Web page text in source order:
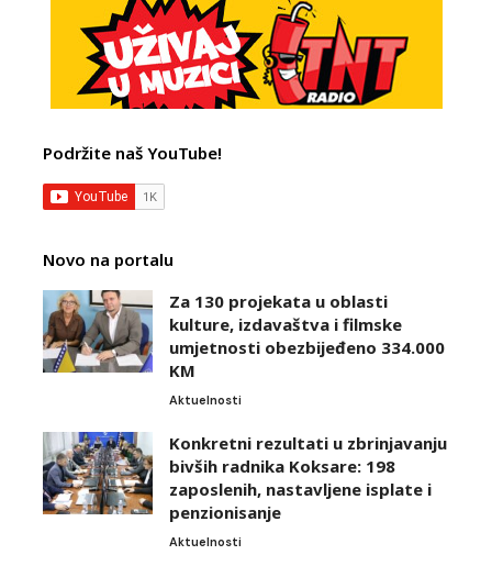
Podržite naš YouTube!
Novo na portalu
Za 130 projekata u oblasti
kulture, izdavaštva i filmske
umjetnosti obezbijeđeno 334.000
KM
Aktuelnosti
Konkretni rezultati u zbrinjavanju
bivših radnika Koksare: 198
zaposlenih, nastavljene isplate i
penzionisanje
Aktuelnosti